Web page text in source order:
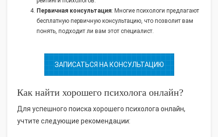
Первичная консультация: Многие психологи предлагают
бесплатную первичную консультацию, что позволит вам
понять, подходит ли вам этот специалист.
ЗАПИСАТЬСЯ НА КОНСУЛЬТАЦИЮ
Как найти хорошего психолога онлайн?
Для успешного поиска хорошего психолога онлайн,
учтите следующие рекомендации: